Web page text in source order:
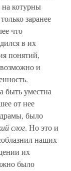
на котурны
заранее
что
в их
понятий,
и
быть уместна
от нее
драмы, было
слог. Но это и
наших
их
было